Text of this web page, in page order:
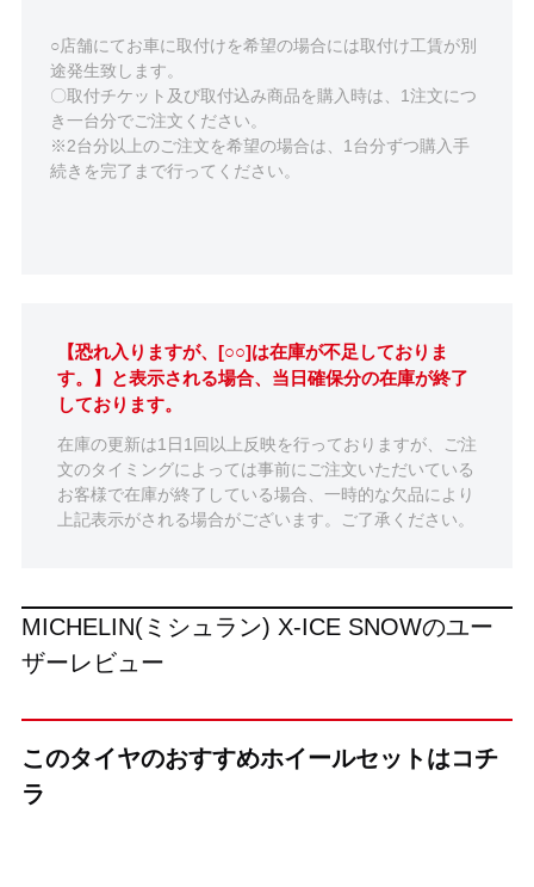
○店舗にてお車に取付けを希望の場合には取付け工賃が別
途発生致します。
〇取付チケット及び取付込み商品を購入時は、1注文につ
き一台分でご注文ください。
※2台分以上のご注文を希望の場合は、1台分ずつ購入手
続きを完了まで行ってください。
【恐れ入りますが、[○○]は在庫が不足しておりま
す。】と表示される場合、当日確保分の在庫が終了
しております。
在庫の更新は1日1回以上反映を行っておりますが、ご注
文のタイミングによっては事前にご注文いただいている
お客様で在庫が終了している場合、一時的な欠品により
上記表示がされる場合がございます。ご了承ください。
MICHELIN(ミシュラン) X-ICE SNOWのユー
ザーレビュー
このタイヤのおすすめホイールセットはコチ
ラ